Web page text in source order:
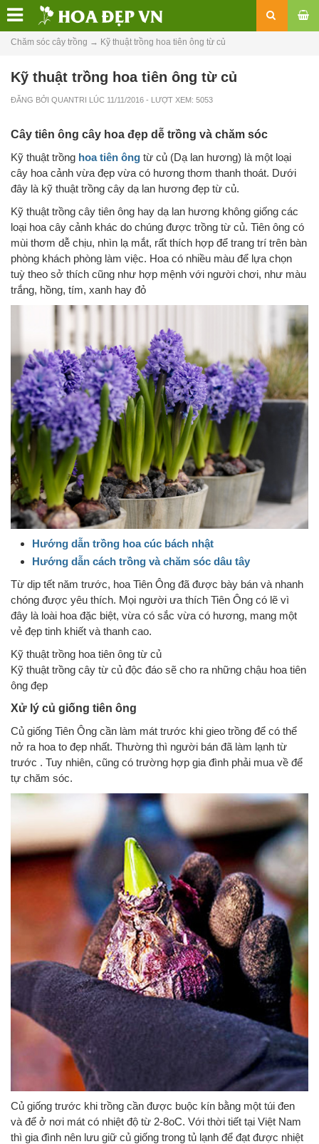
Chăm sóc cây trồng → Kỹ thuật trồng hoa tiên ông từ củ
Kỹ thuật trồng hoa tiên ông từ củ
ĐĂNG BỞI QUANTRI LÚC 11/11/2016 - LƯỢT XEM: 5053
Cây tiên ông cây hoa đẹp dễ trồng và chăm sóc
Kỹ thuật trồng hoa tiên ông từ củ (Dạ lan hương) là một loại
cây hoa cảnh vừa đẹp vừa có hương thơm thanh thoát. Dưới
đây là kỹ thuật trồng cây dạ lan hương đẹp từ củ.
Kỹ thuật trồng cây tiên ông hay dạ lan hương không giống các
loại hoa cây cảnh khác do chúng được trồng từ củ. Tiên ông có
mùi thơm dễ chịu, nhìn lạ mắt, rất thích hợp để trang trí trên bàn
phòng khách phòng làm việc. Hoa có nhiều màu để lựa chọn
tuỳ theo sở thích cũng như hợp mệnh với người chơi, như màu
trắng, hồng, tím, xanh hay đỏ
Hướng dẫn trồng hoa cúc bách nhật
Hướng dẫn cách trồng và chăm sóc dâu tây
Từ dịp tết năm trước, hoa Tiên Ông đã được bày bán và nhanh
chóng được yêu thích. Mọi người ưa thích Tiên Ông có lẽ vì
đây là loài hoa đặc biệt, vừa có sắc vừa có hương, mang một
vẻ đẹp tinh khiết và thanh cao.
Kỹ thuật trồng hoa tiên ông từ củ
Kỹ thuật trồng cây từ củ độc đáo sẽ cho ra những chậu hoa tiên
ông đẹp
Xử lý củ giống tiên ông
Củ giống Tiên Ông cần làm mát trước khi gieo trồng để có thể
nở ra hoa to đẹp nhất. Thường thì người bán đã làm lạnh từ
trước . Tuy nhiên, cũng có trường hợp gia đình phải mua về để
tự chăm sóc.
Củ giống trước khi trồng cần được buộc kín bằng một túi đen
và để ở nơi mát có nhiệt độ từ 2-8oC. Với thời tiết tại Việt Nam
thì gia đình nên lưu giữ củ giống trong tủ lạnh để đạt được nhiệt